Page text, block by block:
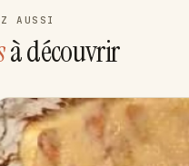
AUSSI
à découvrir